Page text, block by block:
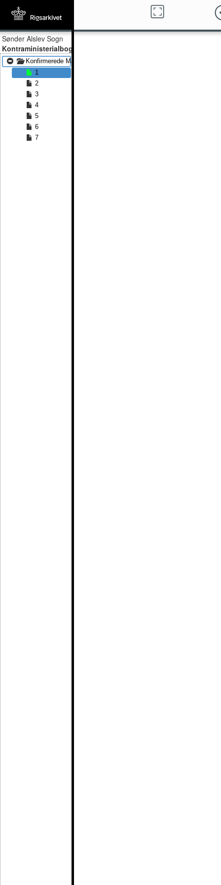
Sønder Alslev Sogn
Kontraministerialbog
Konfirmerede Mænd 1880 - Konfirmerede Mænd 1891
1
2
3
4
5
6
7